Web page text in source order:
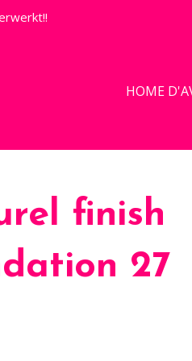
HOME
finish
27